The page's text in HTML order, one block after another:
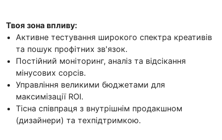
Твоя зона впливу:
Активне тестування широкого спектра креативів
та пошук профітних зв'язок.
Постійний моніторинг, аналіз та відсікання
мінусових сорсів.
Управління великими бюджетами для
максимізації ROI.
Тісна співпраця з внутрішнім продакшном
(дизайнери) та техпідтримкою.